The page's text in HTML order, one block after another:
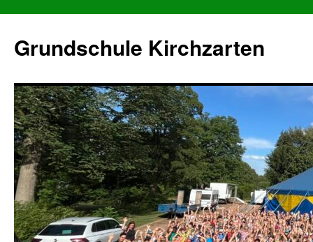
Grundschule Kirchzarten